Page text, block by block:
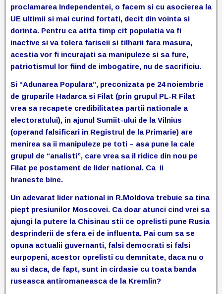
proclamarea Independentei, o facem si cu asocierea la
UE ultimii si mai curind fortati, decit din vointa si
dorinta. Pentru ca atita timp cit populatia va fi
inactive si va tolera fariseii si tilharii fara masura,
acestia vor fi incurajati sa manipuleze si sa fure,
patriotismul lor fiind de imbogatire, nu de sacrificiu.
Si “Adunarea Populara”, preconizata pe 24 noiembrie
de gruparile Hadarca si Filat (prin grupul PL-R Filat
vrea sa recapete credibilitatea partii nationale a
electoratului), in ajunul Sumiit-ului de la Vilnius
(operand falsificari in Registrul de la Primarie) are
menirea sa ii manipuleze pe toti – asa pune la cale
grupul de “analisti”, care vrea sa il ridice din nou pe
Filat pe postament de lider national. Ca ii
hraneste bine.
Un adevarat lider national in R.Moldova trebuie sa tina
piept presiunilor Moscovei. Ca doar atunci cind vrei sa
ajungi la putere la Chisinau stii ce oprelisti pune Rusia
desprinderii de sfera ei de influenta. Pai cum sa se
opuna actualii guvernanti, falsi democrati si falsi
eurpopeni, acestor oprelisti cu demnitate, daca nu o
au si daca, de fapt, sunt in cirdasie cu toata banda
ruseasca antiromaneasca de la Kremlin?